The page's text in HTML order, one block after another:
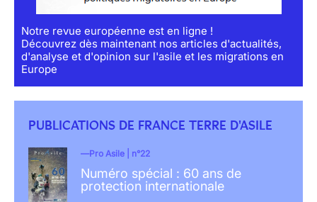
Notre revue européenne est en ligne !
Découvrez dès maintenant nos articles d'actualités,
d'analyse et d'opinion sur l'asile et les migrations en
Europe
PUBLICATIONS DE FRANCE TERRE D'ASILE
Pro Asile | n°22
Numéro spécial : 60 ans de
protection internationale